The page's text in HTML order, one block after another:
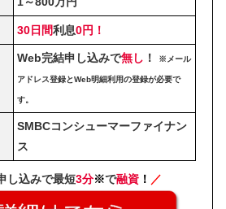
30日間利息0円！
Web完結申し込みで無し ！ ※メール
アドレス登録とWeb明細利用の登録が必要で
す。
SMBCコンシューマーファイナン
ス
し込みで最短3分※で融資 ！ ／